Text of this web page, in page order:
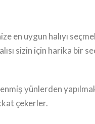
en uygun halıyı
sizin için harika bir
yünlerden
çekerler.